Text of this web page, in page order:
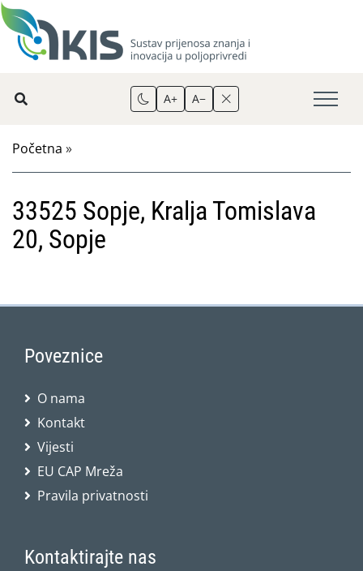
A+ A−
Početna »
33525 Sopje, Kralja Tomislava
20, Sopje
Poveznice
O nama
Kontakt
Vijesti
EU CAP Mreža
Pravila privatnosti
Kontaktirajte nas